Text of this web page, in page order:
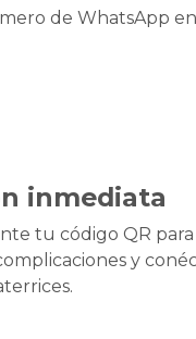
de WhatsApp
inmediata
tu código QR
y